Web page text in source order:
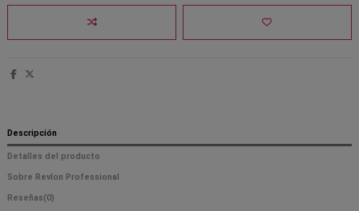
Descripción
Detalles del producto
Sobre Revlon Professional
Reseñas(0)